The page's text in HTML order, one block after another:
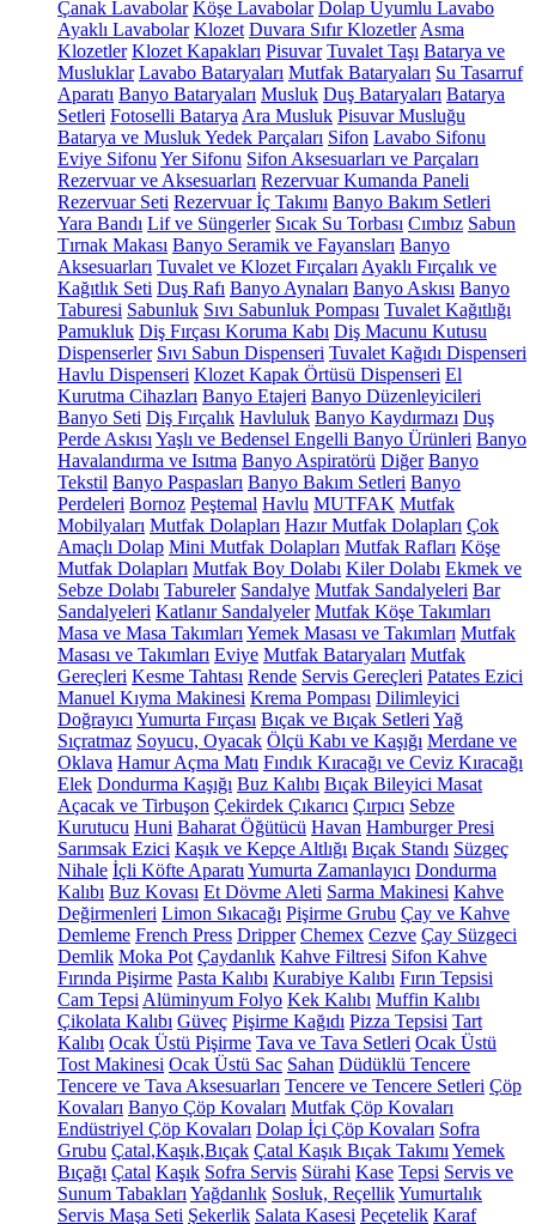
Çanak Lavabolar Köşe Lavabolar Dolap Uyumlu Lavabo
Ayaklı Lavabolar Klozet Duvara Sıfır Klozetler Asma
Klozetler Klozet Kapakları Pisuvar Tuvalet Taşı Batarya ve
Musluklar Lavabo Bataryaları Mutfak Bataryaları Su Tasarruf
Aparatı Banyo Bataryaları Musluk Duş Bataryaları Batarya
Setleri Fotoselli Batarya Ara Musluk Pisuvar Musluğu
Batarya ve Musluk Yedek Parçaları Sifon Lavabo Sifonu
Eviye Sifonu Yer Sifonu Sifon Aksesuarları ve Parçaları
Rezervuar ve Aksesuarları Rezervuar Kumanda Paneli
Rezervuar Seti Rezervuar İç Takımı Banyo Bakım Setleri
Yara Bandı Lif ve Süngerler Sıcak Su Torbası Cımbız Sabun
Tırnak Makası Banyo Seramik ve Fayansları Banyo
Aksesuarları Tuvalet ve Klozet Fırçaları Ayaklı Fırçalık ve
Kağıtlık Seti Duş Rafı Banyo Aynaları Banyo Askısı Banyo
Taburesi Sabunluk Sıvı Sabunluk Pompası Tuvalet Kağıtlığı
Pamukluk Diş Fırçası Koruma Kabı Diş Macunu Kutusu
Dispenserler Sıvı Sabun Dispenseri Tuvalet Kağıdı Dispenseri
Havlu Dispenseri Klozet Kapak Örtüsü Dispenseri El
Kurutma Cihazları Banyo Etajeri Banyo Düzenleyicileri
Banyo Seti Diş Fırçalık Havluluk Banyo Kaydırmazı Duş
Perde Askısı Yaşlı ve Bedensel Engelli Banyo Ürünleri Banyo
Havalandırma ve Isıtma Banyo Aspiratörü Diğer Banyo
Tekstil Banyo Paspasları Banyo Bakım Setleri Banyo
Perdeleri Bornoz Peştemal Havlu MUTFAK Mutfak
Mobilyaları Mutfak Dolapları Hazır Mutfak Dolapları Çok
Amaçlı Dolap Mini Mutfak Dolapları Mutfak Rafları Köşe
Mutfak Dolapları Mutfak Boy Dolabı Kiler Dolabı Ekmek ve
Sebze Dolabı Tabureler Sandalye Mutfak Sandalyeleri Bar
Sandalyeleri Katlanır Sandalyeler Mutfak Köşe Takımları
Masa ve Masa Takımları Yemek Masası ve Takımları Mutfak
Masası ve Takımları Eviye Mutfak Bataryaları Mutfak
Gereçleri Kesme Tahtası Rende Servis Gereçleri Patates Ezici
Manuel Kıyma Makinesi Krema Pompası Dilimleyici
Doğrayıcı Yumurta Fırçası Bıçak ve Bıçak Setleri Yağ
Sıçratmaz Soyucu, Oyacak Ölçü Kabı ve Kaşığı Merdane ve
Oklava Hamur Açma Matı Fındık Kıracağı ve Ceviz Kıracağı
Elek Dondurma Kaşığı Buz Kalıbı Bıçak Bileyici Masat
Açacak ve Tirbuşon Çekirdek Çıkarıcı Çırpıcı Sebze
Kurutucu Huni Baharat Öğütücü Havan Hamburger Presi
Sarımsak Ezici Kaşık ve Kepçe Altlığı Bıçak Standı Süzgeç
Nihale İçli Köfte Aparatı Yumurta Zamanlayıcı Dondurma
Kalıbı Buz Kovası Et Dövme Aleti Sarma Makinesi Kahve
Değirmenleri Limon Sıkacağı Pişirme Grubu Çay ve Kahve
Demleme French Press Dripper Chemex Cezve Çay Süzgeci
Demlik Moka Pot Çaydanlık Kahve Filtresi Sifon Kahve
Fırında Pişirme Pasta Kalıbı Kurabiye Kalıbı Fırın Tepsisi
Cam Tepsi Alüminyum Folyo Kek Kalıbı Muffin Kalıbı
Çikolata Kalıbı Güveç Pişirme Kağıdı Pizza Tepsisi Tart
Kalıbı Ocak Üstü Pişirme Tava ve Tava Setleri Ocak Üstü
Tost Makinesi Ocak Üstü Sac Sahan Düdüklü Tencere
Tencere ve Tava Aksesuarları Tencere ve Tencere Setleri Çöp
Kovaları Banyo Çöp Kovaları Mutfak Çöp Kovaları
Endüstriyel Çöp Kovaları Dolap İçi Çöp Kovaları Sofra
Grubu Çatal,Kaşık,Bıçak Çatal Kaşık Bıçak Takımı Yemek
Bıçağı Çatal Kaşık Sofra Servis Sürahi Kase Tepsi Servis ve
Sunum Tabakları Yağdanlık Sosluk, ReçellikYumurtalık
Servis Maşa Seti Şekerlik Salata Kasesi Peçetelik Karaf